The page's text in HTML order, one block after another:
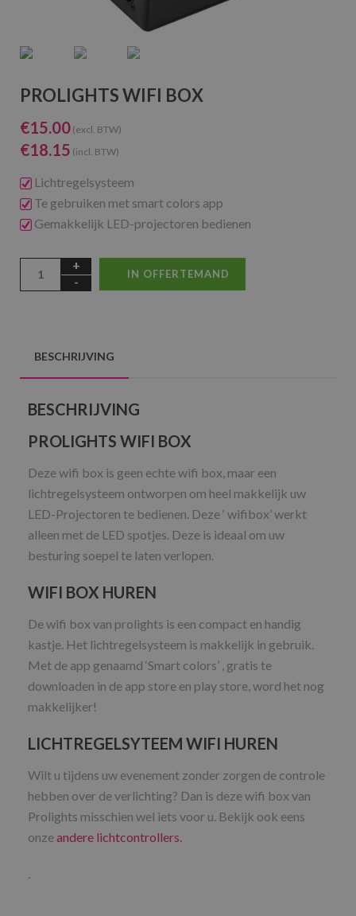
PROLIGHTS WIFI BOX
€15.00 (excl. BTW)
€18.15 (incl. BTW)
Lichtregelsysteem
Te gebruiken met smart colors app
Gemakkelijk LED-projectoren bedienen
IN OFFERTEMAND
BESCHRIJVING
BESCHRIJVING
PROLIGHTS WIFI BOX
Deze wifi box is geen echte wifi box, maar een
lichtregelsysteem ontworpen om heel makkelijk uw
LED-Projectoren te bedienen. Deze ‘ wifibox’ werkt
alleen met de LED spotjes. Deze is ideaal om uw
besturing soepel te laten verlopen.
WIFI BOX HUREN
De wifi box van prolights is een compact en handig
kastje. Het lichtregelsysteem is makkelijk in gebruik.
Met de app genaamd ‘Smart colors’ , gratis te
downloaden in de app store en play store, word het nog
makkelijker!
LICHTREGELSYTEEM WIFI HUREN
Wilt u tijdens uw evenement zonder zorgen de controle
hebben over de verlichting? Dan is deze wifi box van
Prolights misschien wel iets voor u. Bekijk ook eens
onzeandere lichtcontrollers.